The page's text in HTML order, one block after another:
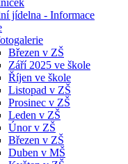
jídelna - Informace
Březen v ZŠ
Září 2025 ve škole
Říjen ve škole
Listopad v ZŠ
Prosinec v ZŠ
Leden v ZŠ
Únor v ZŠ
Březen v ZŠ
Duben v MŠ